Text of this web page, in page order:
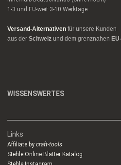
1-3 und EU-weit 3-10 Werktage.
Versand-Alternativen für unsere Kunden
aus der Schweiz und dem grenznahen
WISSENSWERTES
Links
Affiliate by craft-tools
Stehle Online Blätter Katalog